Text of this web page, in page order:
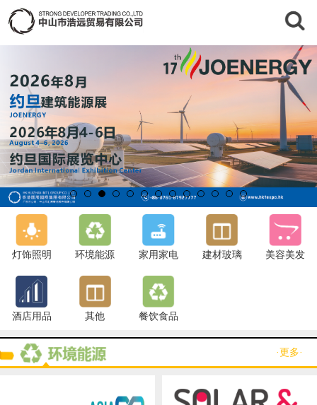
灯饰照明 环境能源 家用家电 建材玻璃 美容美发
酒店用品 其他 餐饮食品
·更多·